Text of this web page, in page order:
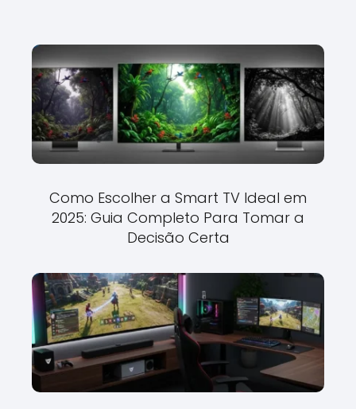
Como Escolher a Smart TV Ideal em
2025: Guia Completo Para Tomar a
Decisão Certa